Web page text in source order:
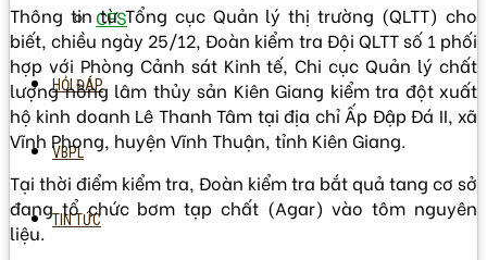
CFS
HỎI ĐÁP
VBPL
TIN TỨC
Thông tin từ Tổng cục Quản lý thị trường (QLTT) cho
biết, chiều ngày 25/12, Đoàn kiểm tra Đội QLTT số 1 phối
hợp với Phòng Cảnh sát Kinh tế, Chi cục Quản lý chất
lượng nông lâm thủy sản Kiên Giang kiểm tra đột xuất
hộ kinh doanh Lê Thanh Tâm tại địa chỉ Ấp Đập Đá II, xã
Vĩnh Phong, huyện Vĩnh Thuận, tỉnh Kiên Giang.
Tại thời điểm kiểm tra, Đoàn kiểm tra bắt quả tang cơ sở
đang tổ chức bơm tạp chất (Agar) vào tôm nguyên
liệu.